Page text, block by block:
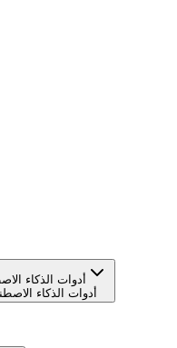
أدوات الذكاء
أدوات الذكاء